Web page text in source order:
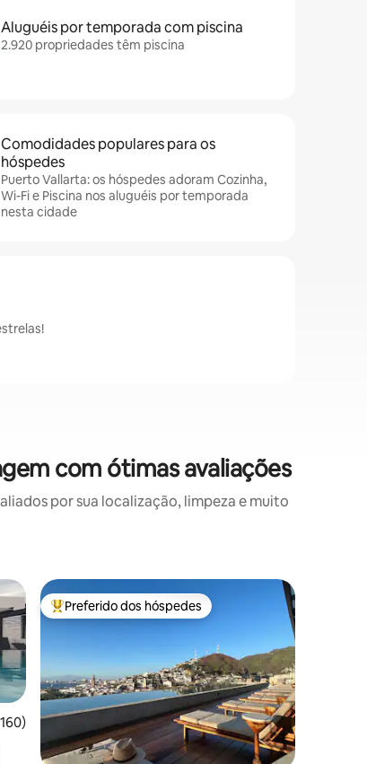
Aluguéis por temporada com piscina
2.920 propriedades têm piscina
Comodidades populares para os
hóspedes
Puerto Vallarta: os hóspedes adoram Cozinha,
Wi-Fi e Piscina nos aluguéis por temporada
nesta cidade
com ótimas avaliações
por sua localização, limpeza e muito
uma avaliação média de 5, 160 avaliações
Entre os melhores preferidos dos hóspedes
Preferido dos hóspedes